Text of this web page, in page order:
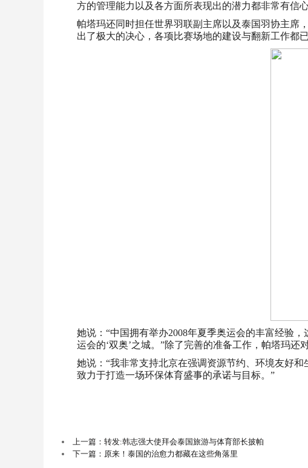
方的管理能力以及各方面所表现出的潜力都非常有信
帕塔玛还同时担任世界羽联副主席以及泰国羽协主席
出了极大的决心，各项比赛场地的建设与翻新工作都
她说：“中国拥有举办2008年夏季奥运会的丰富经验
运会的‘双奥’之城。”除了完善的准备工作，帕塔玛
她说：“我非常支持北京在强调资源节约、环境友好
致力于打造一场环保体育盛事的承诺与目标。”
上一篇：转发:韩志强大使拜会泰国旅游与体育部长披帕
下一篇：原来！泰国的治愈力都藏在这些角落里